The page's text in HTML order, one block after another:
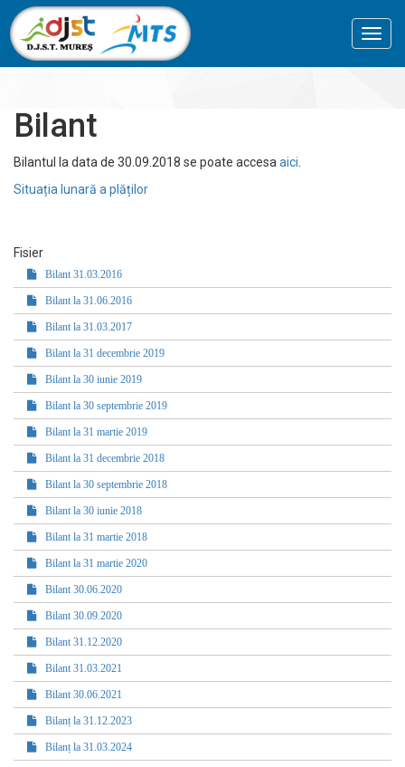
Bilant
Bilantul la data de 30.09.2018 se poate accesa aici
Situația lunară a plăților
Fisier
Bilant 31.03.2016
Bilant la 31.06.2016
Bilant la 31.03.2017
Bilant la 31 decembrie 2019
Bilant la 30 iunie 2019
Bilant la 30 septembrie 2019
Bilant la 31 martie 2019
Bilant la 31 decembrie 2018
Bilant la 30 septembrie 2018
Bilant la 30 iunie 2018
Bilant la 31 martie 2018
Bilant la 31 martie 2020
Bilant 30.06.2020
Bilant 30.09.2020
Bilant 31.12.2020
Bilant 31.03.2021
Bilant 30.06.2021
Bilanț la 31.12.2023
Bilanț la 31.03.2024